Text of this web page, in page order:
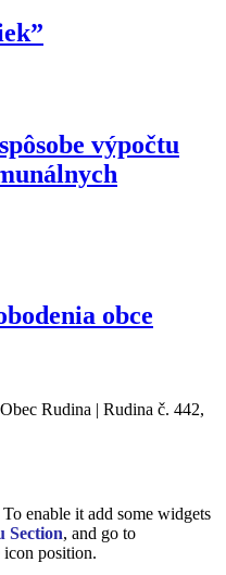
výpočtu
obce
Rudina | Rudina č. 442,
enable it add some widgets
Section, and go to
icon position.